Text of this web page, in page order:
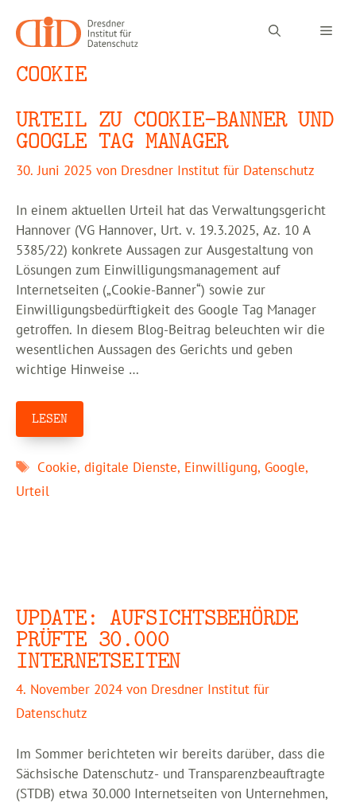
Inhalt
springen
COOKIE
URTEIL ZU COOKIE-BANNER UND
GOOGLE TAG MANAGER
30. Juni 2025 von Dresdner Institut für Datenschutz
In einem aktuellen Urteil hat das Verwaltungsgericht
Hannover (VG Hannover, Urt. v. 19.3.2025, Az. 10 A
5385/22) konkrete Aussagen zur Ausgestaltung von
Lösungen zum Einwilligungsmanagement auf
Internetseiten („Cookie-Banner“) sowie zur
Einwilligungsbedürftigkeit des Google Tag Manager
getroffen. In diesem Blog-Beitrag beleuchten wir die
wesentlichen Aussagen des Gerichts und geben
wichtige Hinweise …
LESEN
Schlagwörter
Cookie,digitale Dienste, Einwilligung, Google,
Urteil
UPDATE: AUFSICHTSBEHÖRDE
PRÜFTE 30.000
INTERNETSEITEN
4. November 2024 von Dresdner Institut für
Datenschutz
Im Sommer berichteten wir bereits darüber, dass die
Sächsische Datenschutz- und Transparenzbeauftragte
(STDB) etwa 30.000 Internetseiten von Unternehmen,